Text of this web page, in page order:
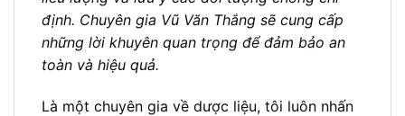
định. Chuyên gia Vũ Văn Thắng sẽ cung cấp
những lời khuyên quan trọng để đảm bảo an
toàn và hiệu quả.
Là một chuyên gia về dược liệu, tôi luôn nhấn